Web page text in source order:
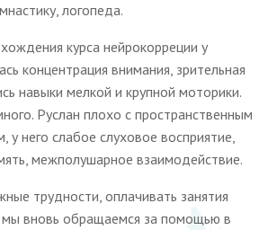
логопеда.
курса нейрокорреции у
концентрация внимания, зрительная
навыки мелкой и крупной моторики.
Руслан плохо с пространственным
у него слабое слуховое восприятие,
межполушарное взаимодействие.
трудности, оплачивать занятия
вновь обращаемся за помощью в